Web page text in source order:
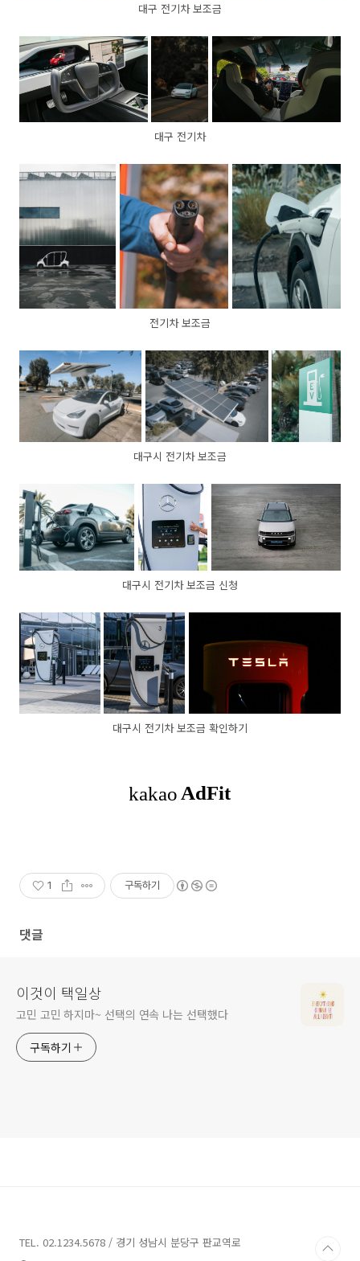
대구 전기차 보조금
대구 전기차
전기차 보조금
대구시 전기차 보조금
대구시 전기차 보조금 신청
대구시 전기차 보조금 확인하기
1 구독하기
댓글
이것이 택일상
고민 고민 하지마~ 선택의 연속 나는 선택했다
구독하기
TEL. 02.1234.5678 / 경기 성남시 분당구 판교역로